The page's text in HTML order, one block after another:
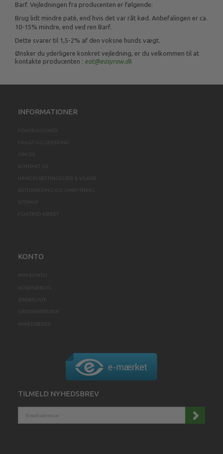
Barf. Vejledningen fra producenten er følgende:
Brug lidt mindre patè, end hvis det var råt kød. Anbefalingen er ca.
10-15% mindre, end ved ren Barf.
Dette svarer til 1,5-2% af den voksne hunds vægt.
Ønsker du yderligere konkret vejledning, er du velkommen til at
kontakte producenten : eat@easyraw.dk
INFORMATIONER
FORTROLIGHED
FRAGT OG LEVERING
OM OS
KONTAKT OS
HANDELSBETINGELSER & VILKÅR
RETURNERING OG OMBYTNING
SITEMAP
FORTRYD KØBET
KONTO
MIN KONTO
ADRESSEBOG
ØNSKELISTE
ORDREHISTORIK
NYHEDSBREV
TILMELD NYHEDSBREV
ADRESSE